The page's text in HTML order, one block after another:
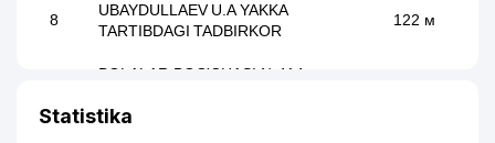
8
UBAYDULLAEV U.A YAKKA
TARTIBDAGI TADBIRKOR
122 м
BOLALAR BOG'CHASI №414
Statistika